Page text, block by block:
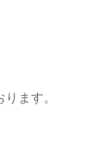
ます。